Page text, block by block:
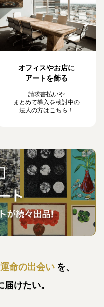
オフィスやお店に
アートを飾る
請求書払いや
まとめて導入を検討中の
法人の方はこちら！
運命の出会い を、
けたい。